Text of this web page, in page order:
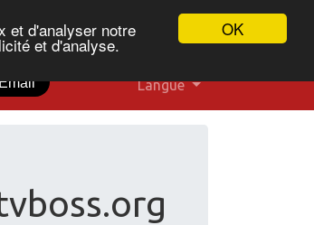
OK
et d'analyser notre
et d'analyse.
Langue